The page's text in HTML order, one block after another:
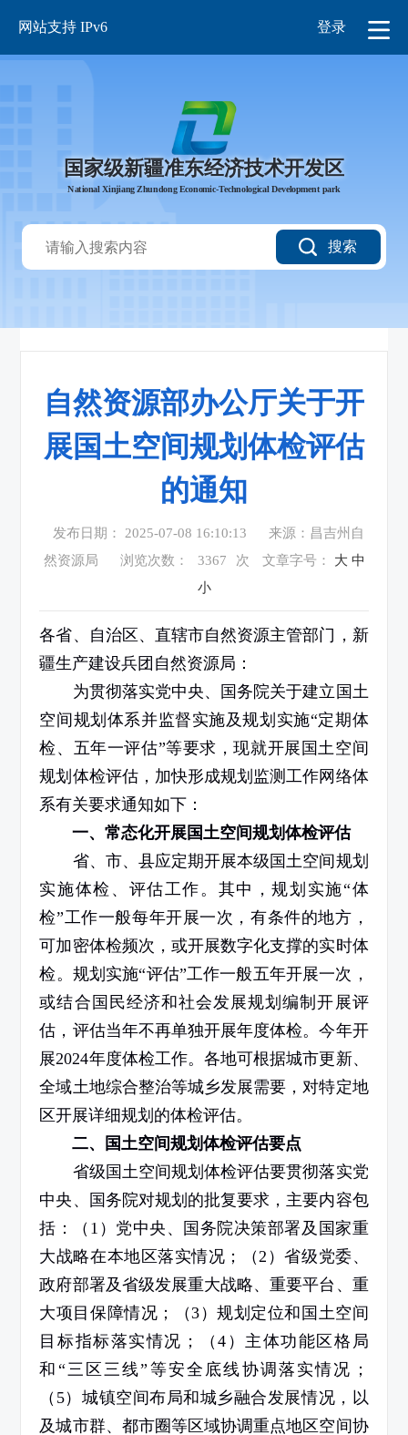
网站支持 IPv6 登录
国家级新疆准东经济技术开发区
National Xinjiang Zhundong Economic-Technological Development park
搜索
自然资源部办公厅关于开
展国土空间规划体检评估
的通知
发布日期： 2025-07-08 16:10:13
来源：昌吉州自
然资源局
浏览次数： 3367 次 文章字号： 大 中
小
各省、自治区、直辖市自然资源主管部门，新
疆生产建设兵团自然资源局：
为贯彻落实党中央、国务院关于建立国土
空间规划体系并监督实施及规划实施“定期体
检、五年一评估”等要求，现就开展国土空间
规划体检评估，加快形成规划监测工作网络体
系有关要求通知如下：
一、常态化开展国土空间规划体检评估
省、市、县应定期开展本级国土空间规划
实施体检、评估工作。其中，规划实施“体
检”工作一般每年开展一次，有条件的地方，
可加密体检频次，或开展数字化支撑的实时体
检。规划实施“评估”工作一般五年开展一次，
或结合国民经济和社会发展规划编制开展评
估，评估当年不再单独开展年度体检。今年开
展2024年度体检工作。各地可根据城市更新、
全域土地综合整治等城乡发展需要，对特定地
区开展详细规划的体检评估。
二、国土空间规划体检评估要点
省级国土空间规划体检评估要贯彻落实党
中央、国务院对规划的批复要求，主要内容包
括：（ 1 ）党中央、国务院决策部署及国家重
大战略在本地区落实情况；（2 ）省级党委、
政府部署及省级发展重大战略、重要平台、重
大项目保障情况；（3 ）规划定位和国土空间
目标指标落实情况；（4 ）主体功能区格局
和“三区三线”等安全底线协调落实情况；
（ 5）城镇空间布局和城乡融合发展情况，以
及城市群、都市圈等区域协调重点地区空间协